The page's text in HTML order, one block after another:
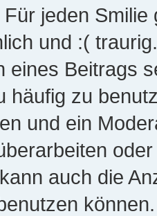
jeden
und :(
eines Beitrags
häufig zu
und ein
auch die
können.